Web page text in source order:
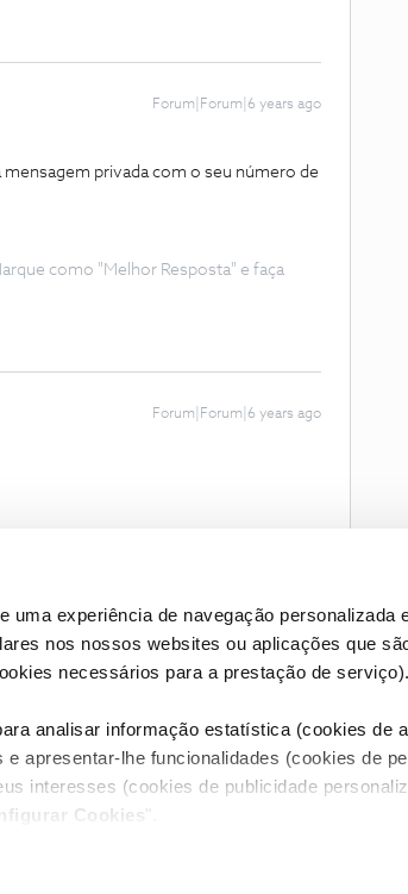
uma experiência de navegação personalizada
nos nossos websites ou aplicações que
necessários para a prestação de serviço).
analisar informação estatística (cookies de
apresentar-lhe funcionalidades (cookies de
interesses (cookies de publicidade
Cookies ".
Forum|Forum|6 years ago
privada com o seu número de
como "Melhor Resposta" e faça
Forum|Forum|6 years ago
do Fórum NOS Accessibility statement